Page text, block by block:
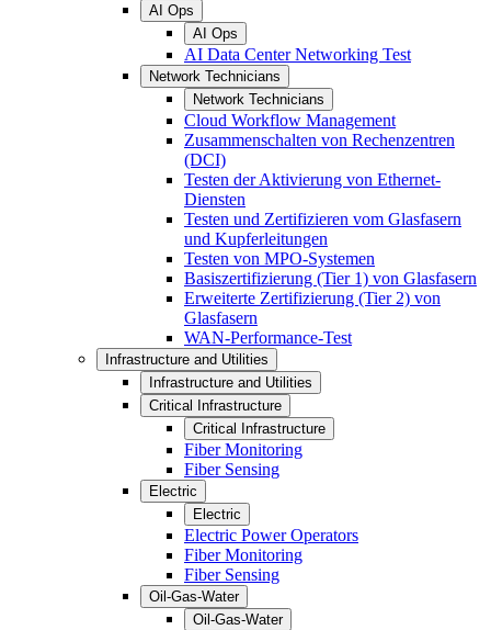
AI Ops
AI Ops
AI Data Center Networking Test
Network Technicians
Network Technicians
Cloud Workflow Management
Zusammenschalten von Rechenzentren
(DCI)
Testen der Aktivierung von Ethernet-
Diensten
Testen und Zertifizieren vom Glasfasern
und Kupferleitungen
Testen von MPO-Systemen
Basiszertifizierung (Tier 1) von Glasfasern
Erweiterte Zertifizierung (Tier 2) von
Glasfasern
WAN-Performance-Test
Infrastructure and Utilities
Infrastructure and Utilities
Critical Infrastructure
Critical Infrastructure
Fiber Monitoring
Fiber Sensing
Electric
Electric
Electric Power Operators
Fiber Monitoring
Fiber Sensing
Oil-Gas-Water
Oil-Gas-Water